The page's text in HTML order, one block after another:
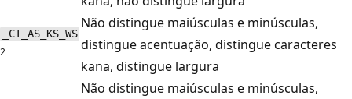
_CI_AS_KS_WS
2
Não distingue maiúsculas e minúsculas,
distingue acentuação, distingue caracteres
kana, distingue largura
Não distingue maiúsculas e minúsculas,